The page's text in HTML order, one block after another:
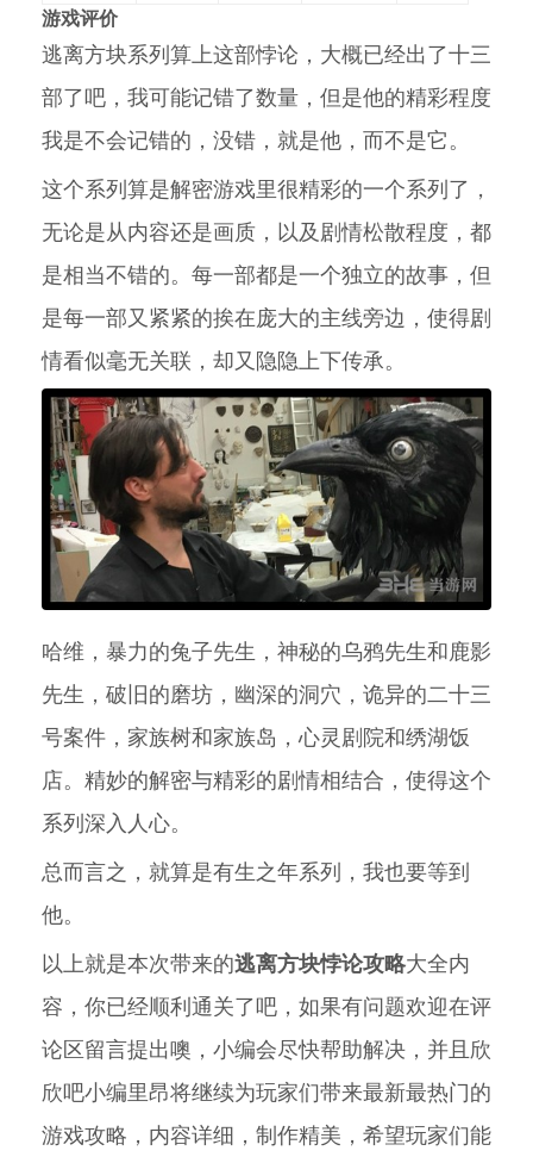
游戏评价
逃离方块系列算上这部悖论，大概已经出了十三
部了吧，我可能记错了数量，但是他的精彩程度
我是不会记错的，没错，就是他，而不是它。
这个系列算是解密游戏里很精彩的一个系列了，
无论是从内容还是画质，以及剧情松散程度，都
是相当不错的。每一部都是一个独立的故事，但
是每一部又紧紧的挨在庞大的主线旁边，使得剧
情看似毫无关联，却又隐隐上下传承。
哈维，暴力的兔子先生，神秘的乌鸦先生和鹿影
先生，破旧的磨坊，幽深的洞穴，诡异的二十三
号案件，家族树和家族岛，心灵剧院和绣湖饭
店。精妙的解密与精彩的剧情相结合，使得这个
系列深入人心。
总而言之，就算是有生之年系列，我也要等到
他。
以上就是本次带来的逃离方块悖论攻略大全内
容，你已经顺利通关了吧，如果有问题欢迎在评
论区留言提出噢，小编会尽快帮助解决，并且欣
欣吧小编里昂将继续为玩家们带来最新最热门的
游戏攻略，内容详细，制作精美，希望玩家们能